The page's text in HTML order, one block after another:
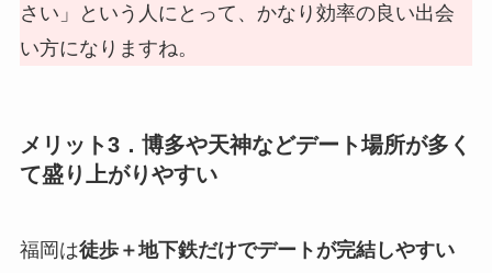
さい」という人にとって、かなり効率の良い出会
い方になりますね。
メリット3．博多や天神などデート場所が多く
て盛り上がりやすい
福岡は徒歩＋地下鉄だけでデートが完結しやすい